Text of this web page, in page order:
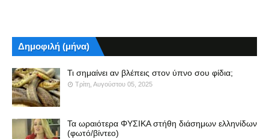
Δημοφιλή (μήνα)
Τι σημαίνει αν βλέπεις στον ύπνο σου φίδια;
Τρίτη, Αυγούστου 05, 2025
Τα ωραιότερα ΦΥΣΙΚΑ στήθη διάσημων ελληνίδων
(φωτό/βίντεο)